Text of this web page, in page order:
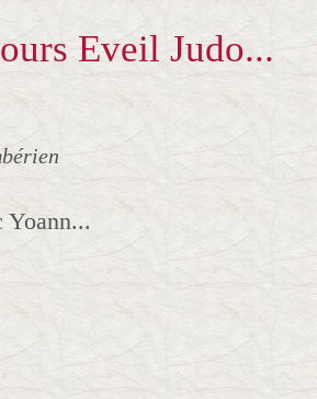
Eveil Judo...
Yoann...